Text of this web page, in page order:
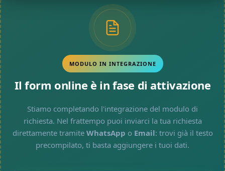
MODULO IN INTEGRAZIONE
Il form online è in fase di attivazione
Stiamo completando l'integrazione del modulo di
richiesta. Nel frattempo puoi inviarci la tua richiesta
direttamente tramite WhatsApp o Email: trovi già il testo
precompilato, ti basta aggiungere i tuoi dati.